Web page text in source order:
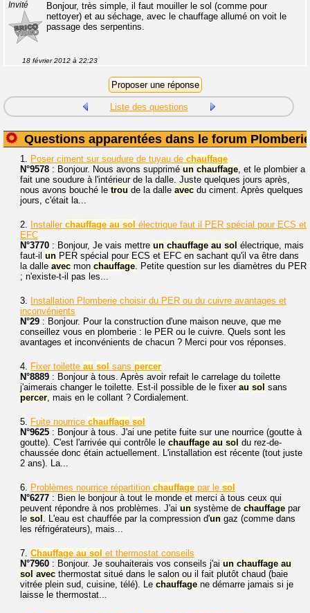
Invité
Bonjour, très simple, il faut mouiller le sol (comme pour
nettoyer) et au séchage, avec le chauffage allumé on voit le
passage des serpentins.
18 février 2012 à 22:23
Liste des questions
Questions apparentées dans le forum Plomberie
1. Poser ciment sur soudure de tuyau de chauffage
N°9578 : Bonjour. Nous avons supprimé un chauffage, et le plombier a
fait une soudure à l'intérieur de la dalle. Juste quelques jours après,
nous avons bouché le trou de la dalle avec du ciment. Après quelques
jours, c'était la...
2. Installer chauffage au sol électrique faut il PER spécial pour ECS et
EFC
N°3770 : Bonjour, Je vais mettre un chauffage au sol électrique, mais
faut-il un PER spécial pour ECS et EFC en sachant qu'il va être dans
la dalle avec mon chauffage. Petite question sur les diamètres du PER
; n'existe-t-il pas les...
3. Installation Plomberie choisir du PER ou du cuivre avantages et
inconvénients
N°29 : Bonjour. Pour la construction d'une maison neuve, que me
conseillez vous en plomberie : le PER ou le cuivre. Quels sont les
avantages et inconvénients de chacun ? Merci pour vos réponses.
4. Fixer toilette au sol sans percer
N°8889 : Bonjour à tous. Après avoir refait le carrelage du toilette
j'aimerais changer le toilette. Est-il possible de le fixer au sol sans
percer, mais en le collant ? Cordialement.
5. Fuite nourrice chauffage sol
N°9625 : Bonjour à tous. J'ai une petite fuite sur une nourrice (goutte à
goutte). C'est l'arrivée qui contrôle le chauffage au sol du rez-de-
chaussée donc étain actuellement. L'installation est récente (tout juste
2 ans). La...
6. Problèmes nourrice répartition chauffage par le sol
N°6277 : Bien le bonjour à tout le monde et merci à tous ceux qui
peuvent répondre à nos problèmes. J'ai un système de chauffage par
le sol . L'eau est chauffée par la compression d'un gaz (comme dans
les réfrigérateurs), mais...
7. Chauffage au sol et thermostat conseils
N°7960 : Bonjour. Je souhaiterais vos conseils j'ai un chauffage au
sol avec thermostat situé dans le salon ou il fait plutôt chaud (baie
vitrée plein sud, cuisine, télé). Le chauffage ne démarre jamais si je
laisse le thermostat...